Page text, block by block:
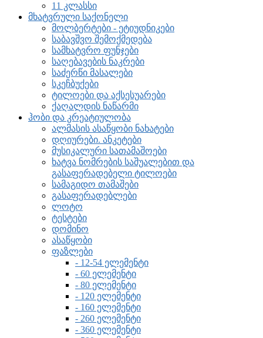
11 კლასსი
მხატვრული საქონელი
მოლბერტები - ეტიუდნიკები
საბავშვო შემოქმედება
სამხატვრო ფუნჯები
საღებავების ნაკრები
საძერწი მასალები
სკეჩბუქები
ტილოები და აქსესუარები
ქაღალდის ნაწარმი
ჰობი და კრეატიულობა
ალმასის ასაწყობი ნახატები
დღიურები. ანკეტები
მუსიკალური სათამაშოები
ხატვა ნომრების საშუალებით და
გასაფერადებელი ტილოები
სამაგიდო თამაშები
გასაფერადებლები
ლოტო
ტესტები
დომინო
ასაწყობი
ფაზლები
- 12-54 ელემენტი
- 60 ელემენტი
- 80 ელემენტი
- 120 ელემენტი
- 160 ელემენტი
- 260 ელემენტი
- 360 ელემენტი